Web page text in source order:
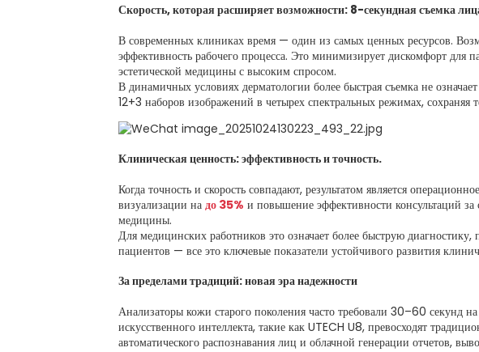
Скорость, которая расширяет возможности: 8-секундная съемка
В современных клиниках время — один из самых ценных ресурсов.
эффективность рабочего процесса. Это минимизирует дискомфорт
эстетической медицины с высоким спросом.
В динамичных условиях дерматологии более быстрая съемка не
12+3 наборов изображений в четырех спектральных режимах, сохраняя
Клиническая ценность: эффективность и точность.
Когда точность и скорость совпадают, результатом является
визуализации на до 35% и повышение эффективности консультаций за
медицины.
Для медицинских работников это означает более быструю
пациентов — все это ключевые показатели устойчивого развития
За пределами традиций: новая эра надежности
Анализаторы кожи старого поколения часто требовали 30–60
искусственного интеллекта, такие как UTECH U8, превосходят
автоматического распознавания лиц и облачной генерации отчетов,